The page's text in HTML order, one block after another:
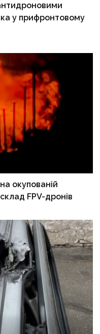
у прифронтовому
окупованій
FPV-дронів